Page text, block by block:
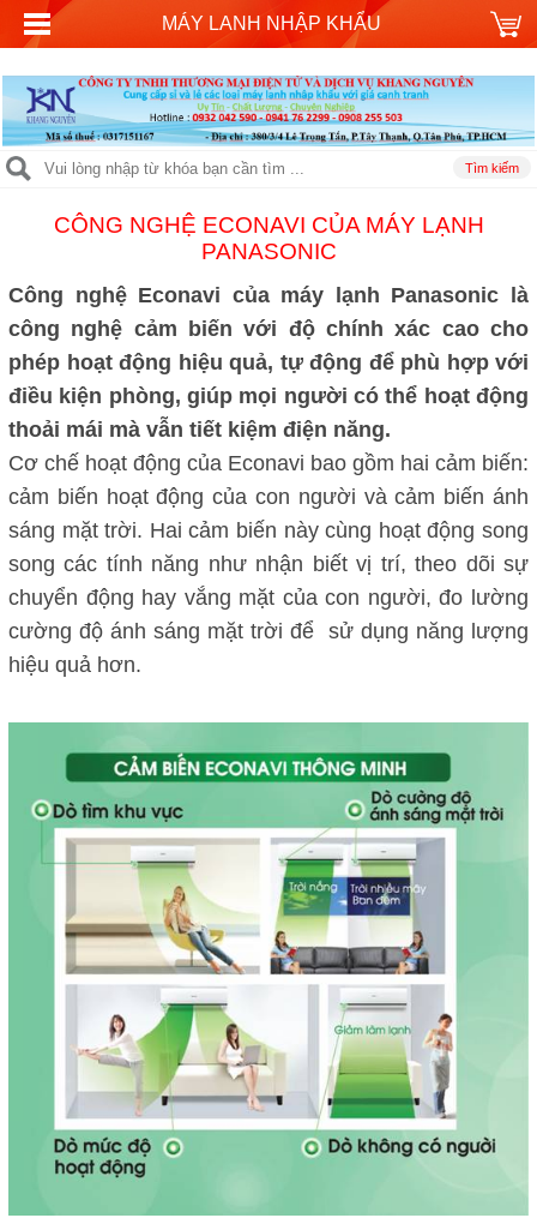
CÔNG NGHỆ ECONAVI CỦA MÁY LẠNH
PANASONIC
Công nghệ Econavi của máy lạnh Panasonic là
công nghệ cảm biến với độ chính xác cao cho
phép hoạt động hiệu quả, tự động để phù hợp với
điều kiện phòng, giúp mọi người có thể hoạt động
thoải mái mà vẫn tiết kiệm điện năng.
Cơ chế hoạt động của Econavi bao gồm hai cảm biến:
cảm biến hoạt động của con người và cảm biến ánh
sáng mặt trời. Hai cảm biến này cùng hoạt động song
song các tính năng như nhận biết vị trí, theo dõi sự
chuyển động hay vắng mặt của con người, đo lường
cường độ ánh sáng mặt trời để sử dụng năng lượng
hiệu quả hơn.
MÁY LANH NHẬP KHẨU